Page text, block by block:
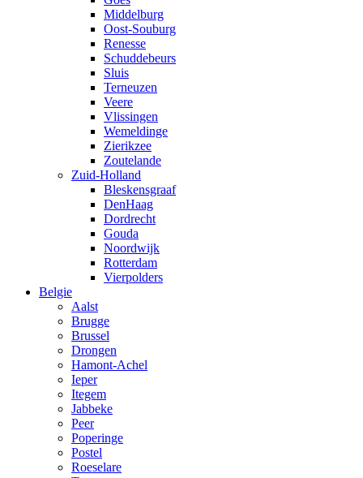
Middelburg
Oost-Souburg
Renesse
Schuddebeurs
Sluis
Terneuzen
Veere
Vlissingen
Wemeldinge
Zierikzee
Zoutelande
Zuid-Holland
Bleskensgraaf
DenHaag
Dordrecht
Gouda
Noordwijk
Rotterdam
Vierpolders
Belgie
Aalst
Brugge
Brussel
Drongen
Hamont-Achel
Ieper
Itegem
Jabbeke
Peer
Poperinge
Postel
Roeselare